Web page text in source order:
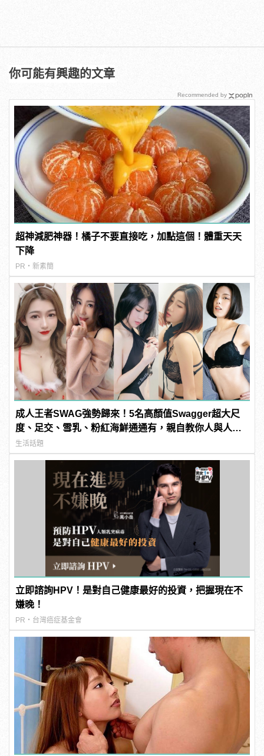
你可能有興趣的文章
超神減肥神器！橘子不要直接吃，加點這個！體重天天
下降
PR・新素簡
成人王者SWAG強勢歸來！5名高顏值Swagger超大尺
度、足交、雪乳、粉紅海鮮通通有，親自教你人與人的
連結！ | manfashion這樣變型男
生活話題
立即諮詢HPV！是對自己健康最好的投資，把握現在不
嫌晚！
PR・台灣癌症基金會
Recommended by